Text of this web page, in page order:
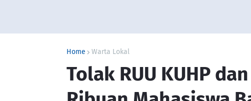
Home Warta Lokal
Tolak RUU KUHP